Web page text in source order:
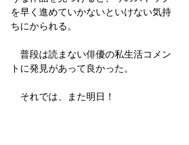
を早く進めていかないといけない気持
ちにかられる。
普段は読まない俳優の私生活コメン
トに発見があって良かった。
それでは、また明日！